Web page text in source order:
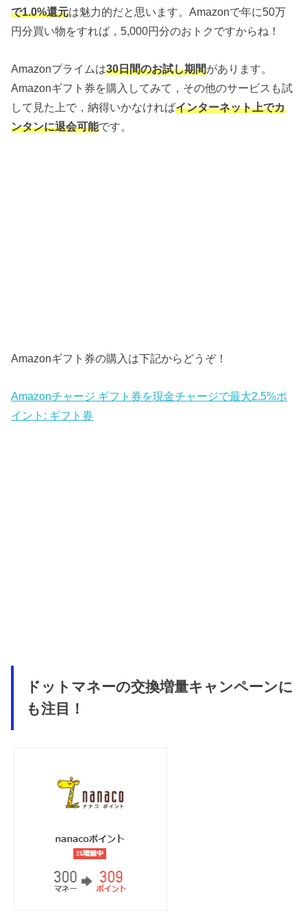
で1.0%還元は魅力的だと思います。Amazonで年に50万
円分買い物をすれば，5,000円分のおトクですからね！
Amazonプライムは30日間のお試し期間があります。
Amazonギフト券を購入してみて，その他のサービスも試
して見た上で，納得いかなければインターネット上でカ
ンタンに退会可能です。
Amazonギフト券の購入は下記からどうぞ！
Amazonチャージ ギフト券を現金チャージで最大2.5%ポ
イント: ギフト券
ドットマネーの交換増量キャンペーンに
も注目！